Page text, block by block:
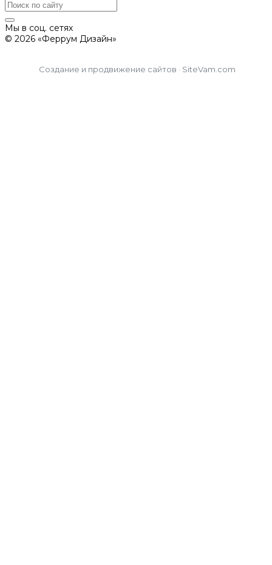
Мы в соц. сетях
© 2026 «Феррум Дизайн»
Создание и продвижение сайтов · SiteVam.com